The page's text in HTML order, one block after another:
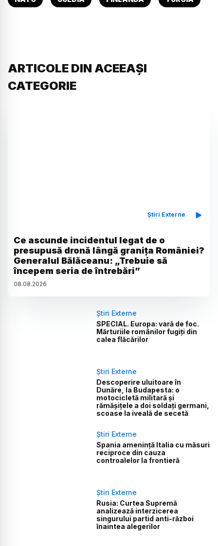
ARTICOLE DIN ACEEAȘI
CATEGORIE
Știri Externe
Ce ascunde incidentul legat de o
presupusă dronă lângă granița României?
Generalul Bălăceanu: „Trebuie să
începem seria de întrebări”
08.08.2026
Știri Externe
SPECIAL. Europa: vară de foc.
Mărturiile românilor fugiți din
calea flăcărilor
Știri Externe
Descoperire uluitoare în
Dunăre, la Budapesta: o
motocicletă militară și
rămășițele a doi soldați germani,
scoase la iveală de secetă
Știri Externe
Spania amenință Italia cu măsuri
reciproce din cauza
controalelor la frontieră
Știri Externe
Rusia: Curtea Supremă
analizează interzicerea
singurului partid anti-război
înaintea alegerilor